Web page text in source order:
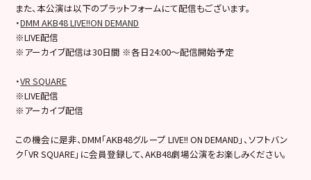
また、本公演は以下のプラットフォームにて配信もございます。
・DMM AKB48 LIVE!!ON DEMAND
※LIVE配信
※アーカイブ配信は30日間 ※各日24:00～配信開始予定
・VR SQUARE
※LIVE配信
※アーカイブ配信
この機会に是非、DMM「AKB48グループ LIVE!! ON DEMAND」、ソフトバン
ク「VR SQUARE」に会員登録して、AKB48劇場公演をお楽しみください。